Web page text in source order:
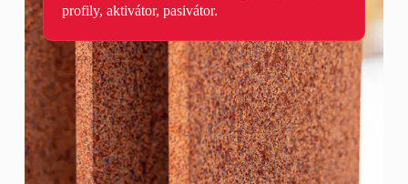
profily, aktivátor, pasivátor.